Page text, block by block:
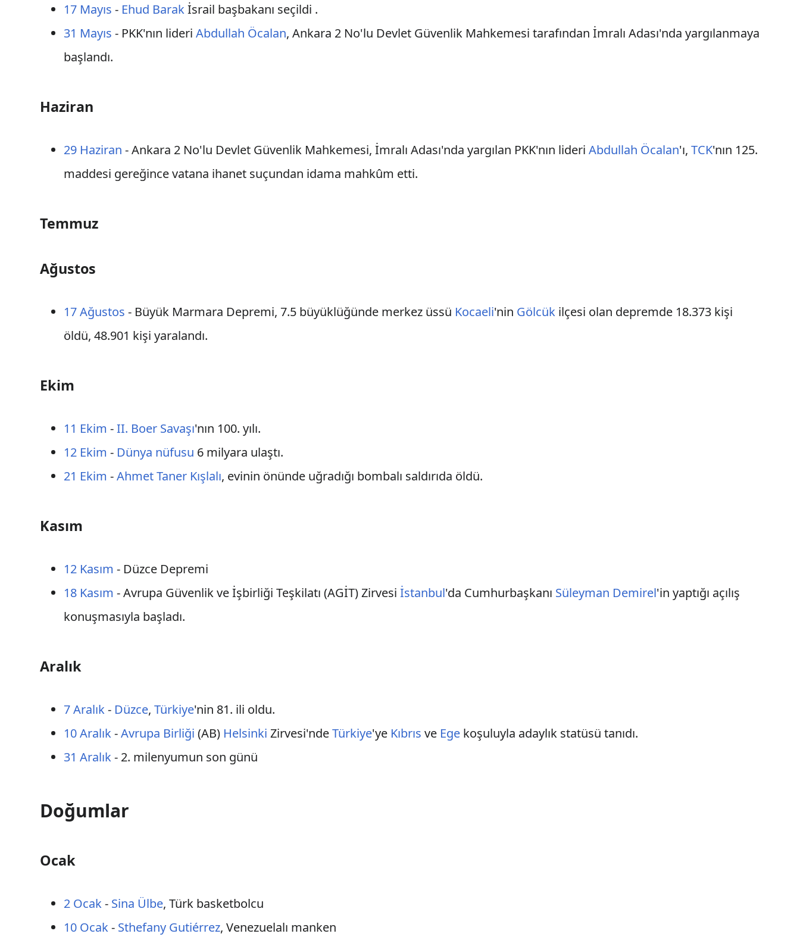
17 Mayıs - Ehud Barakİsrail başbakanı seçildi .
31 Mayıs - PKK'nın lideriAbdullah Öcalan, Ankara 2 No'lu Devlet Güvenlik Mahkemesi tarafından İmralı Adası'nda yargılanmaya
başlandı.
Haziran
29 Haziran - Ankara 2 No'lu Devlet Güvenlik Mahkemesi, İmralı Adası'nda yargılan PKK'nın lideriAbdullah Öcalan'ı,TCK'nın 125.
maddesi gereğince vatana ihanet suçundan idama mahkûm etti.
Temmuz
Ağustos
17 Ağustos - Büyük Marmara Depremi, 7.5 büyüklüğünde merkez üssü Kocaeli'nin Gölcük ilçesi olan depremde 18.373 kişi
öldü, 48.901 kişi yaralandı.
Ekim
11 Ekim -II. Boer Savaşı'nın 100. yılı.
12 Ekim - Dünya nüfusu 6 milyara ulaştı.
21 Ekim -Ahmet Taner Kışlalı, evinin önünde uğradığı bombalı saldırıda öldü.
Kasım
12 Kasım - Düzce Depremi
18 Kasım - Avrupa Güvenlik ve İşbirliği Teşkilatı (AGİT) Zirvesiİstanbul'da Cumhurbaşkanı Süleyman Demirel'in yaptığı açılış
konuşmasıyla başladı.
Aralık
7 Aralık- Düzce,Türkiye'nin 81. ili oldu.
10 Aralık-Avrupa Birliği (AB) Helsinki Zirvesi'ndeTürkiye'ye Kıbrıs ve Ege koşuluyla adaylık statüsü tanıdı.
31 Aralık- 2. milenyumun son günü
Doğumlar
Ocak
2 Ocak- Sina Ülbe, Türk basketbolcu
10 Ocak- Sthefany Gutiérrez, Venezuelalı manken